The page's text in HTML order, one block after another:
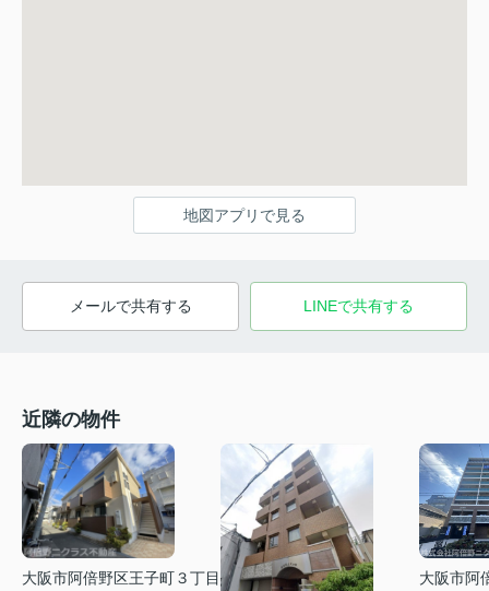
地図アプリで見る
メールで共有する LINEで共有する
近隣の物件
大阪市阿倍野区王子町３丁目
大阪市阿